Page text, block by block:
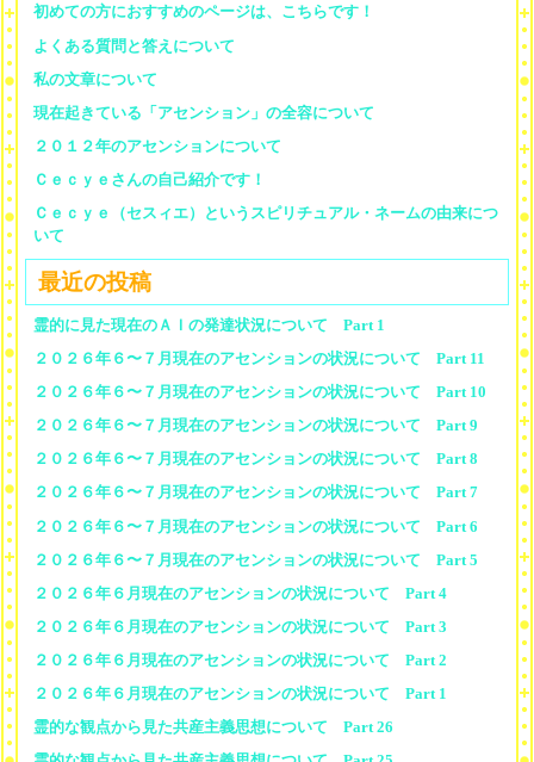
初めての方におすすめのページは、こちらです！
よくある質問と答えについて
私の文章について
現在起きている「アセンション」の全容について
２０１２年のアセンションについて
Ｃｅｃｙｅさんの自己紹介です！
Ｃｅｃｙｅ（セスィエ）というスピリチュアル・ネームの由来につ
いて
最近の投稿
霊的に見た現在のＡＩの発達状況について Part 1
２０２６年６〜７月現在のアセンションの状況について Part 11
２０２６年６〜７月現在のアセンションの状況について Part 10
２０２６年６〜７月現在のアセンションの状況について Part 9
２０２６年６〜７月現在のアセンションの状況について Part 8
２０２６年６〜７月現在のアセンションの状況について Part 7
２０２６年６〜７月現在のアセンションの状況について Part 6
２０２６年６〜７月現在のアセンションの状況について Part 5
２０２６年６月現在のアセンションの状況について Part 4
２０２６年６月現在のアセンションの状況について Part 3
２０２６年６月現在のアセンションの状況について Part 2
２０２６年６月現在のアセンションの状況について Part 1
霊的な観点から見た共産主義思想について Part 26